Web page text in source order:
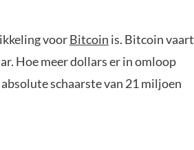
voorBitcoin is. Bitcoin vaart
Hoe meer dollars er in omloop
schaarste van 21 miljoen